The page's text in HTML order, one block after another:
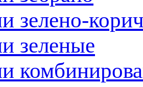
зелено-
зеленые